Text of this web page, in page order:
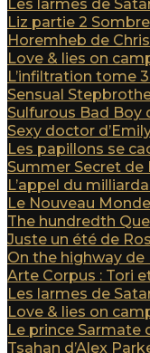
Les larmes de
Liz partie 2
Horemheb de
Love & lies on
L’infiltration tome
Sensual
Sulfurous Bad Boy
Sexy doctor
Les papillons se
Summer Secret de
L’appel du
Le Nouveau
The hundredth
Juste un été de
On the highway
Arte Corpus : Tori
Les larmes de
Love & lies on
Le prince Sarmate
Tsahan d’Alex